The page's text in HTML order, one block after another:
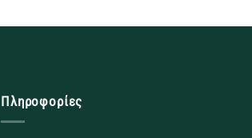
Πληροφορίες